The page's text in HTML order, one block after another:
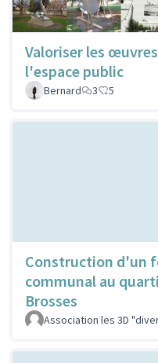
Valoriser les
l'espace public
Bernard
3 5
Construction d'un
communal au
Brosses
Association les 3D